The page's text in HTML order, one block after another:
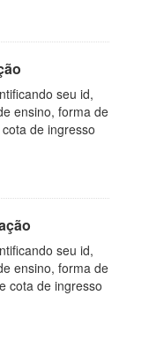
seu id,
ensino, forma de
de ingresso
seu id,
ensino, forma de
cota de ingresso